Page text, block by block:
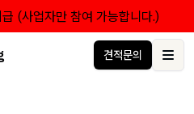
(사업자만 참여 가능합니다.)
1위 브랜드 한성쇼케이스
견적문의